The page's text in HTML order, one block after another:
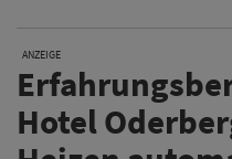
ANZEIGE
Hotel